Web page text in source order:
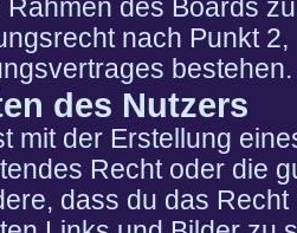
Rahmen des Boards
nach Punkt
bestehen.
des Nutzers
mit der Erstellung
Recht oder die
dass du das